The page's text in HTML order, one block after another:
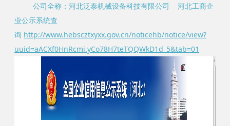
公司全称：河北泛泰机械设备科技有限公司 河北工商企
业公示系统查
询 http://www.hebscztxyxx.gov.cn/noticehb/notice/view?
uuid=aACXf0HnRcmi.yCo78H7teTQQWkD1d_5&tab=01